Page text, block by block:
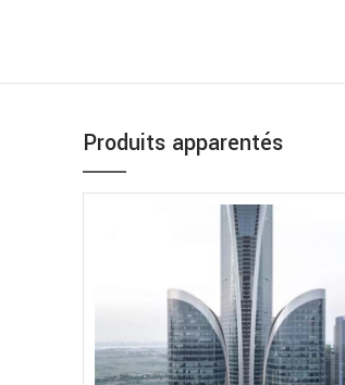
Produits apparentés